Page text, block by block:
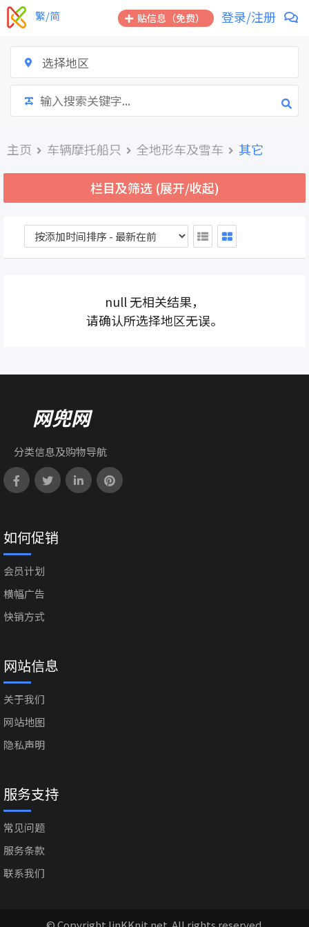
跳
到
贴信息（免费） 登录/注册
繁/简
选择地区
主页 车辆摩托船只 全地形车及雪车 其它
栏目及筛选 (展开/收起)
null 无相关结果，
请确认所选择地区无误。
网兜网
分类信息及购物导航
如何促销
会员计划
横幅广告
快销方式
网站信息
关于我们
网站地图
隐私声明
服务支持
常见问题
服务条款
联系我们